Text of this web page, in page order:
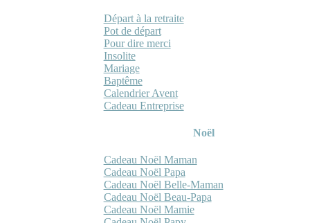
Départ à la retraite
Pot de départ
Pour dire merci
Insolite
Mariage
Baptême
Calendrier Avent
Cadeau Entreprise
Noël
Cadeau Noël Maman
Cadeau Noël Papa
Cadeau Noël Belle-Maman
Cadeau Noël Beau-Papa
Cadeau Noël Mamie